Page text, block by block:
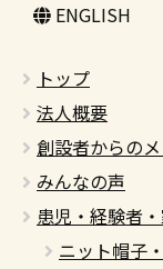
ENGLISH
トップ
法人概要
創設者からの
みんなの声
患児・経験者
ニット帽子